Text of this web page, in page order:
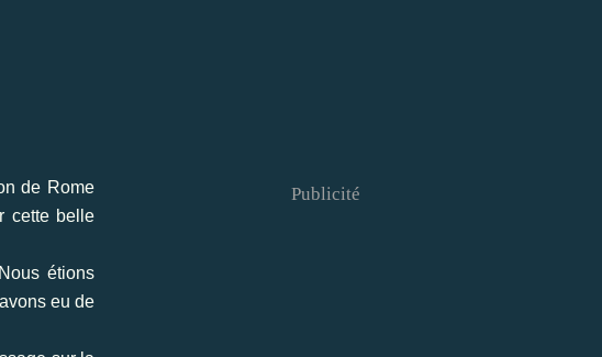
de Rome
cette belle
étions
eu de
Publicité